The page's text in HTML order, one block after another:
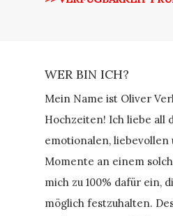
WER BIN ICH?
Mein Name ist Oliver
Hochzeiten! Ich liebe all
emotionalen, liebevollen
Momente an einem
mich zu 100% dafür ein,
möglich festzuhalten.